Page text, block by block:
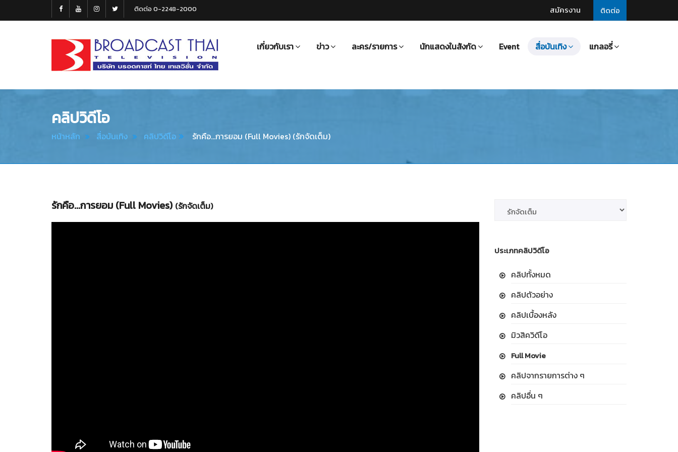
ติดต่อ
สมัครงาน
ติดต่อ 0-2248-2000
Thai
เกี่ยวกับเรา ข่าว ละคร/รายการ นักแสดงในสังกัด Event สื่อบันเทิง แกลอรี่
คลิปวิดีโอ
หน้าหลัก สื่อบันเทิง คลิปวิดีโอ รักคือ...การยอม (Full Movies) (รักจัดเต็ม)
รักคือ...การยอม (Full Movies) (รักจัดเต็ม)
ประเภทคลิปวิดีโอ
คลิปทั้งหมด
คลิปตัวอย่าง
คลิปเบื้องหลัง
มิวสิควิดีโอ
Full Movie
คลิปจากรายการต่าง ๆ
คลิปอื่น ๆ